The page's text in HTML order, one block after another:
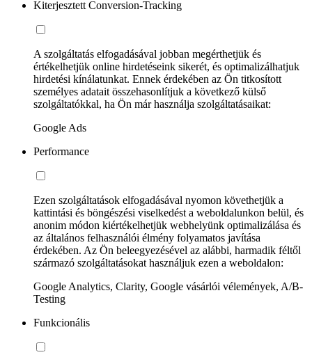
Kiterjesztett Conversion-Tracking
A szolgáltatás elfogadásával jobban megérthetjük és
értékelhetjük online hirdetéseink sikerét, és optimalizálhatjuk
hirdetési kínálatunkat. Ennek érdekében az Ön titkosított
személyes adatait összehasonlítjuk a következő külső
szolgáltatókkal, ha Ön már használja szolgáltatásaikat:
Google Ads
Performance
Ezen szolgáltatások elfogadásával nyomon követhetjük a
kattintási és böngészési viselkedést a weboldalunkon belül, és
anonim módon kiértékelhetjük webhelyünk optimalizálása és
az általános felhasználói élmény folyamatos javítása
érdekében. Az Ön beleegyezésével az alábbi, harmadik féltől
származó szolgáltatásokat használjuk ezen a weboldalon:
Google Analytics, Clarity, Google vásárlói vélemények, A/B-
Testing
Funkcionális